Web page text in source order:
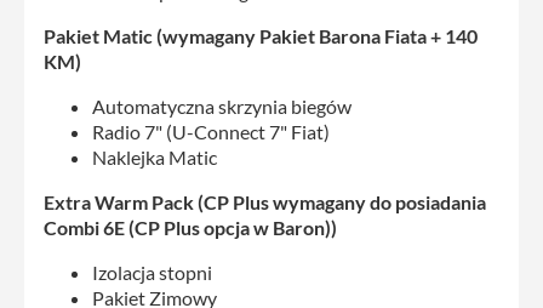
Pakiet Matic (wymagany Pakiet Barona Fiata + 140
KM)
Automatyczna skrzynia biegów
Radio 7" (U-Connect 7" Fiat)
Naklejka Matic
Extra Warm Pack (CP Plus wymagany do posiadania
Combi 6E (CP Plus opcja w Baron))
Izolacja stopni
Pakiet Zimowy